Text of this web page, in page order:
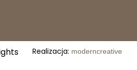
Realizacja: moderncreative